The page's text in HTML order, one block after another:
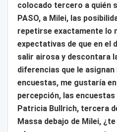
colocado tercero a quién
PASO, a Milei, las
repetirse exactamente lo
expectativas de que en el
salir airosa y descontara
diferencias que le
encuestas, me gustaría
percepción, las
Patricia Bullrich, tercera
Massa debajo de Milei,